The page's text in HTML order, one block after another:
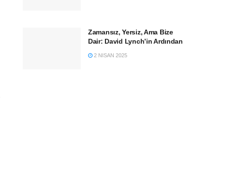
Zamansız, Yersiz, Ama Bize
Dair: David Lynch’in Ardından
2 NISAN 2025